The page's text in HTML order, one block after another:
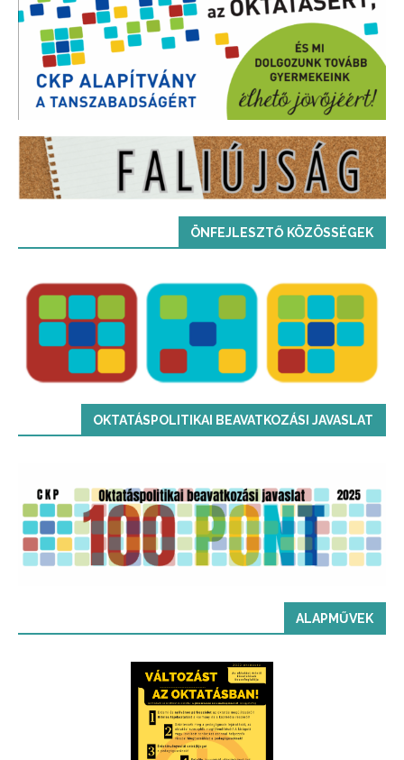
ÖNFEJLESZTŐ KÖZÖSSÉGEK
OKTATÁSPOLITIKAI BEAVATKOZÁSI JAVASLAT
ALAPMŰVEK